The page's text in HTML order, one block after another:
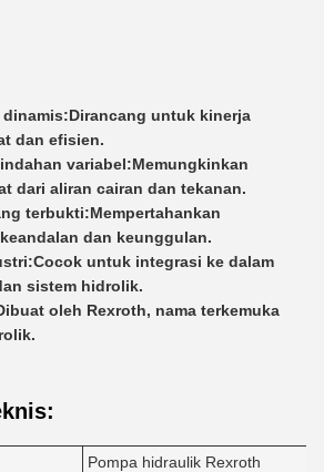
dinamis:Dirancang untuk kinerja
dan efisien.
variabel:Memungkinkan
dari aliran cairan dan tekanan.
terbukti:Mempertahankan
dan keunggulan.
Cocok untuk integrasi ke dalam
sistem hidrolik.
oleh Rexroth, nama terkemuka
Pompa hidraulik Rexroth